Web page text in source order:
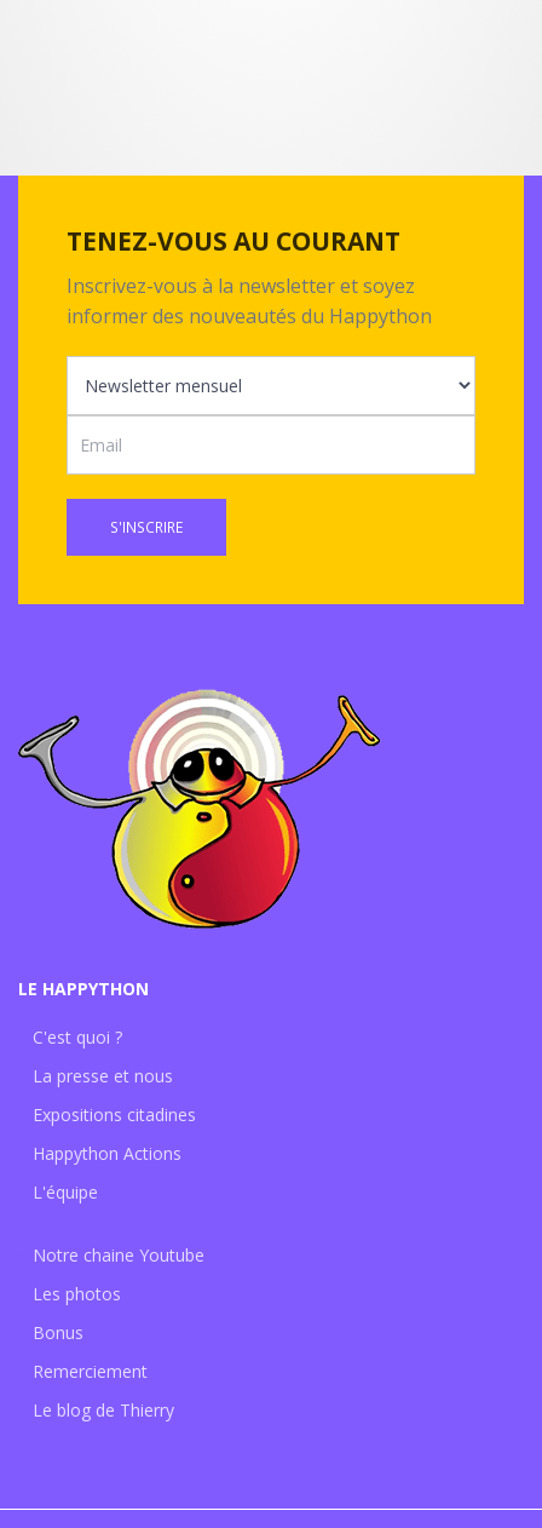
TENEZ-VOUS AU COURANT
Inscrivez-vous à la newsletter et soyez
informer des nouveautés du Happython
S'INSCRIRE
LE HAPPYTHON
C'est quoi ?
La presse et nous
Expositions citadines
Happython Actions
L'équipe
Notre chaine Youtube
Les photos
Bonus
Remerciement
Le blog de Thierry